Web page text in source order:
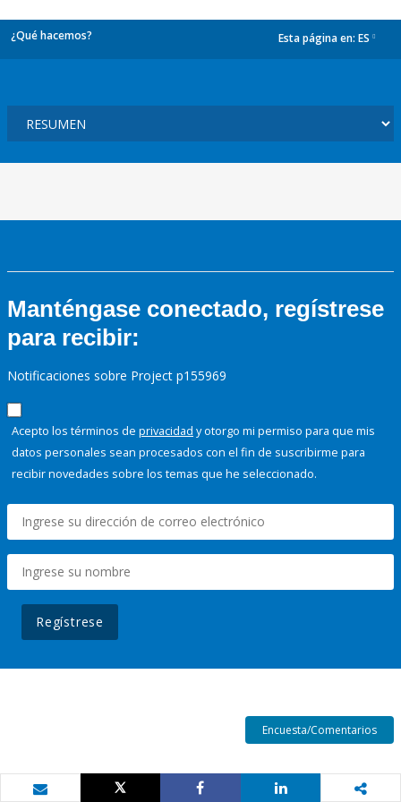
¿Qué hacemos? Esta página en: ES
Manténgase conectado, regístrese
para recibir:
Notificaciones sobre Project p155969
Acepto los términos de privacidad y otorgo mi permiso para que mis
datos personales sean procesados con el fin de suscribirme para
recibir novedades sobre los temas que he seleccionado.
Regístrese
Encuesta/Comentarios